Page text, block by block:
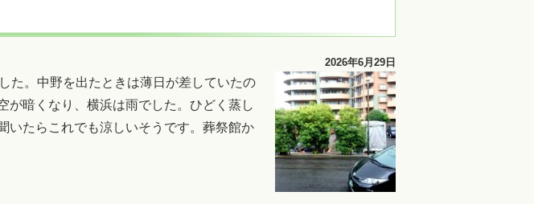
2026年6月29日
た。中野を出たときは薄日が差していたの
が暗くなり、横浜は雨でした。ひどく蒸し
いたらこれでも涼しいそうです。葬祭館か